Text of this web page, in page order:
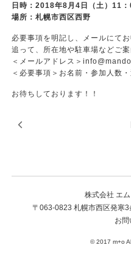
日時：2018年8月4日（土）11
場所：札幌市西区西野
必要事項を明記し、メールにてお
追って、所在地や駐車場などご案
＜メールアドレス＞
＜必要事項＞お名前・参加人数
お待ちしております！！
株式会社 エ
〒063-0823 札幌市西区発寒
お
© 2017 m+o